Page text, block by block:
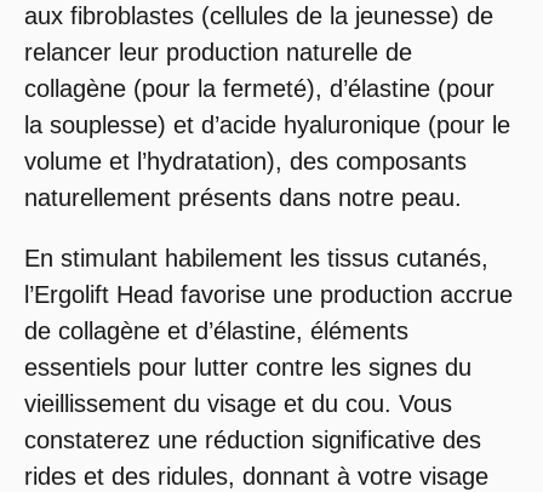
aux fibroblastes (cellules de la jeunesse) de
relancer leur production naturelle de
collagène (pour la fermeté), d’élastine (pour
la souplesse) et d’acide hyaluronique (pour le
volume et l’hydratation), des composants
naturellement présents dans notre peau.
En stimulant habilement les tissus cutanés,
l’Ergolift Head favorise une production accrue
de collagène et d’élastine, éléments
essentiels pour lutter contre les signes du
vieillissement du visage et du cou. Vous
constaterez une réduction significative des
rides et des ridules, donnant à votre visage